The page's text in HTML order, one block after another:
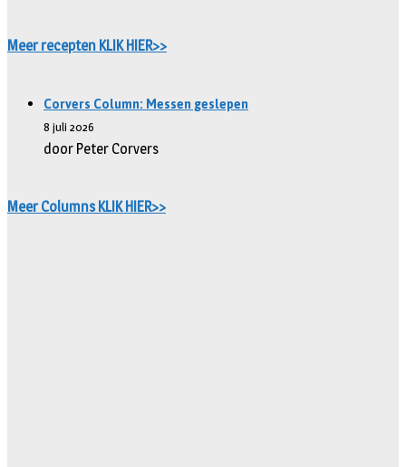
Meer recepten KLIK HIER>>
Corvers Column: Messen geslepen
8 juli 2026
door Peter Corvers
Meer Columns KLIK HIER>>